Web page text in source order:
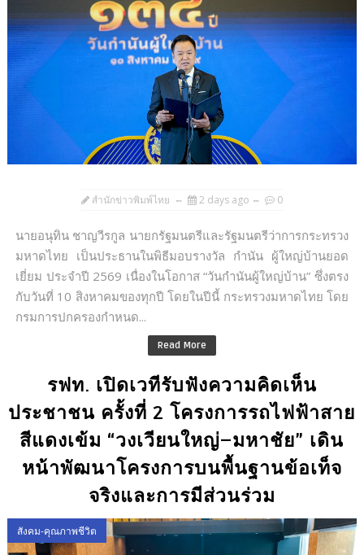
สำนักข่าวพิมพ์ไทย 2 days ago 0
นายอนุทิน ชาญวีรกูล นายกรัฐมนตรีและรัฐมนตรีว่าการกระทรวง
มหาดไทย เป็นประธานในพิธีมอบรางวัล กำนัน ผู้ใหญ่บ้านยอด
เยี่ยม ประจำปี 2569 เนื่องในโอกาส “วันกำนันผู้ใหญ่บ้าน” ซึ่งตรง
กับวันที่ 10 สิงหาคมของทุกปี โดยในปีนี้ กระทรวงมหาดไทย โดย
กรมการปกครองกำหนด...
Read More
รฟท. เปิดเวทีรับฟังความคิดเห็น
ประชาชน ครั้งที่ 2 โครงการรถไฟฟ้าสาย
สีแดงเข้ม “วงเวียนใหญ่–มหาชัย” เดิน
หน้าพัฒนาโครงการบนพื้นฐานข้อเท็จ
จริงและการมีส่วนร่วม
สังคม-คุณภาพชีวิต